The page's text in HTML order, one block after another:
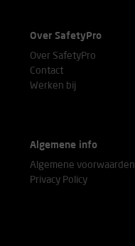
Over SafetyPro
Over SafetyPro
Contact
Werken bij
Algemene info
Algemene voorwaarden
Privacy Policy